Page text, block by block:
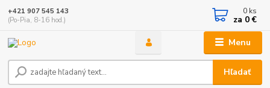
Menu
Hľadať
+421 907 545 143
(Po-Pia, 8-16 hod.)
0 ks
za 0 €